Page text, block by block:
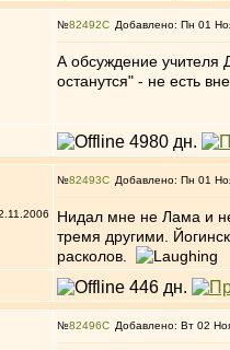
№82492 Добавлено: Пн 01
А обсуждение учителя
останутся" - не есть
№82493 Добавлено: Пн 01
Нидал мне не Лама и
тремя другими.
расколов.
№82496 Добавлено: Вт 02